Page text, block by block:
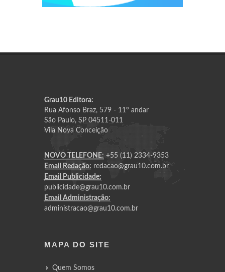
Grau10 Editora:
Rua Afonso Braz, 579 - 11º andar
São Paulo, SP 04511-011
Vila Nova Conceição
NOVO TELEFONE: +55 (11) 2334-9353
Email Redação: redacao@grau10.com.br
Email Publicidade:
publicidade@grau10.com.br
Email Administração:
administracao@grau10.com.br
MAPA DO SITE
Quem Somos